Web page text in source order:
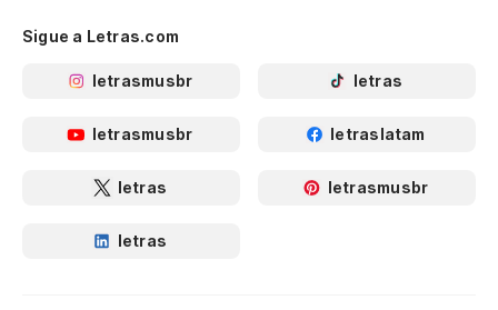
Sigue a Letras.com
letrasmusbr letras
letrasmusbr letraslatam
letras letrasmusbr
letras